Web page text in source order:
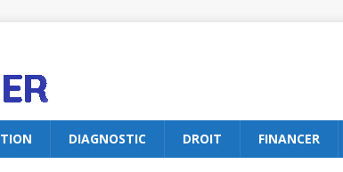
DIAGNOSTIC DROIT FINANCER